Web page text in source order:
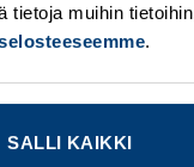
tietoja muihin
.
SALLI KAIKKI